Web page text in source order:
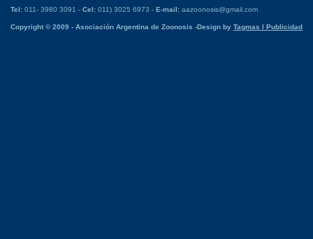
Tel: 011- 3980 3091 - Cel: 011) 3025 6973 - E-mail: aazoonosis@gmail.com
Copyright © 2009 - Asociación Argentina de Zoonosis -Design by Tagmas l Publicidad